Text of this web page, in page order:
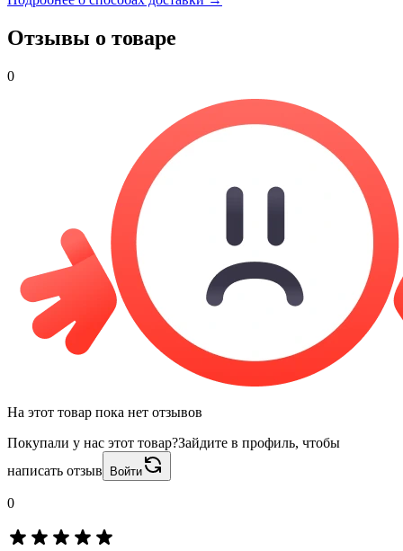
Отзывы о товаре
0
На этот товар пока нет отзывов
Покупали у нас этот товар?Зайдите в профиль, чтобы
написать отзыв
Войти
0